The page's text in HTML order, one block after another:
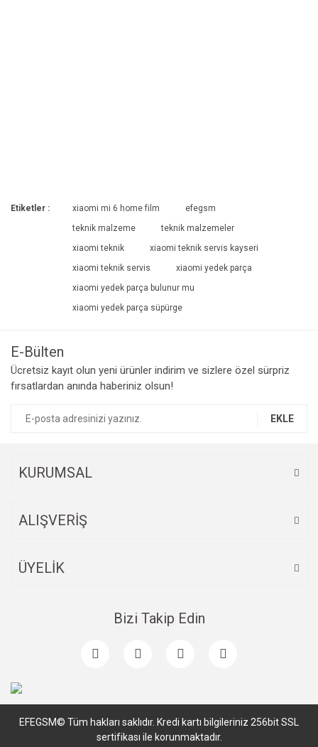
Etiketler : xiaomi mi 6 home film
efegsm
teknik malzeme
teknik malzemeler
xiaomi teknik
xiaomi teknik servis kayseri
xiaomi teknik servis
xiaomi yedek parça
xiaomi yedek parça bulunur mu
xiaomi yedek parça süpürge
E-Bülten
Ücretsiz kayıt olun yeni ürünler indirim ve sizlere özel sürpriz
fırsatlardan anında haberiniz olsun!
EKLE
KURUMSAL
ALIŞVERİŞ
ÜYELİK
Bizi Takip Edin
EFEGSM© Tüm hakları saklıdır. Kredi kartı bilgileriniz 256bit SSL
sertifikası ile korunmaktadır.